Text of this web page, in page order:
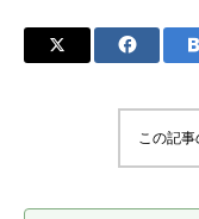
この記